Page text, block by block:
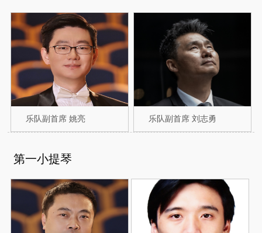
乐队副首席 姚亮 乐队副首席 刘志勇
第一小提琴